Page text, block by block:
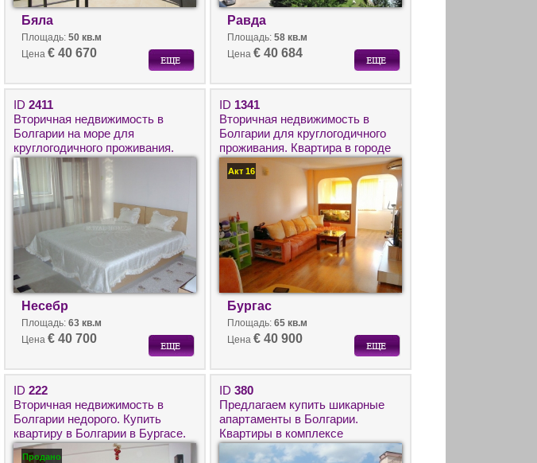
Бяла
Площадь: 50 кв.м
Цена € 40 670
Равда
Площадь: 58 кв.м
Цена € 40 684
ID 2411
Вторичная недвижимость в
Болгарии на море для
круглогодичного проживания.
Квартира в Несебр.
Несебр
Площадь: 63 кв.м
Цена € 40 700
ID 1341
Вторичная недвижимость в
Болгарии для круглогодичного
проживания. Квартира в городе
Бургас вблизи моря.
Акт 16
Бургас
Площадь: 65 кв.м
Цена € 40 900
ID 222
Вторичная недвижимость в
Болгарии недорого. Купить
квартиру в Болгарии в Бургасе.
Продано
ID 380
Предлагаем купить шикарные
апартаменты в Болгарии.
Квартиры в комплексе
Хипнотик –Несебр.